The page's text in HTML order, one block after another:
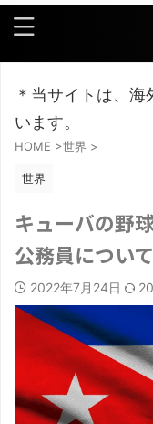
＊当サイトは、
います。
HOME >世界 >
世界
キューバの野
公務員につい
2022年7月24日